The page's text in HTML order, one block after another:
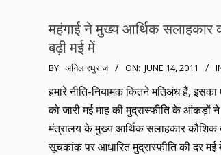
महंगाई ने मुख्य आर्थिक सलाहकार
बढ़ी मई में
2011-
06-
14
BY: अनिल रघुराज ON: JUNE 14, 2011
हमारे नीति-नियामक कितने मतिअंध हैं,
को जारी मई माह की मुद्रास्फीति के आंकड़ों
मंत्रालय के मुख्य आर्थिक सलाहकार
सूचकांक पर आधारित मुद्रास्फीति की दर